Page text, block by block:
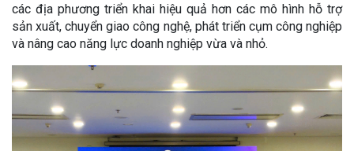
các địa phương triển khai hiệu quả hơn các mô hình hỗ trợ
sản xuất, chuyển giao công nghệ, phát triển cụm công nghiệp
và nâng cao năng lực doanh nghiệp vừa và nhỏ.